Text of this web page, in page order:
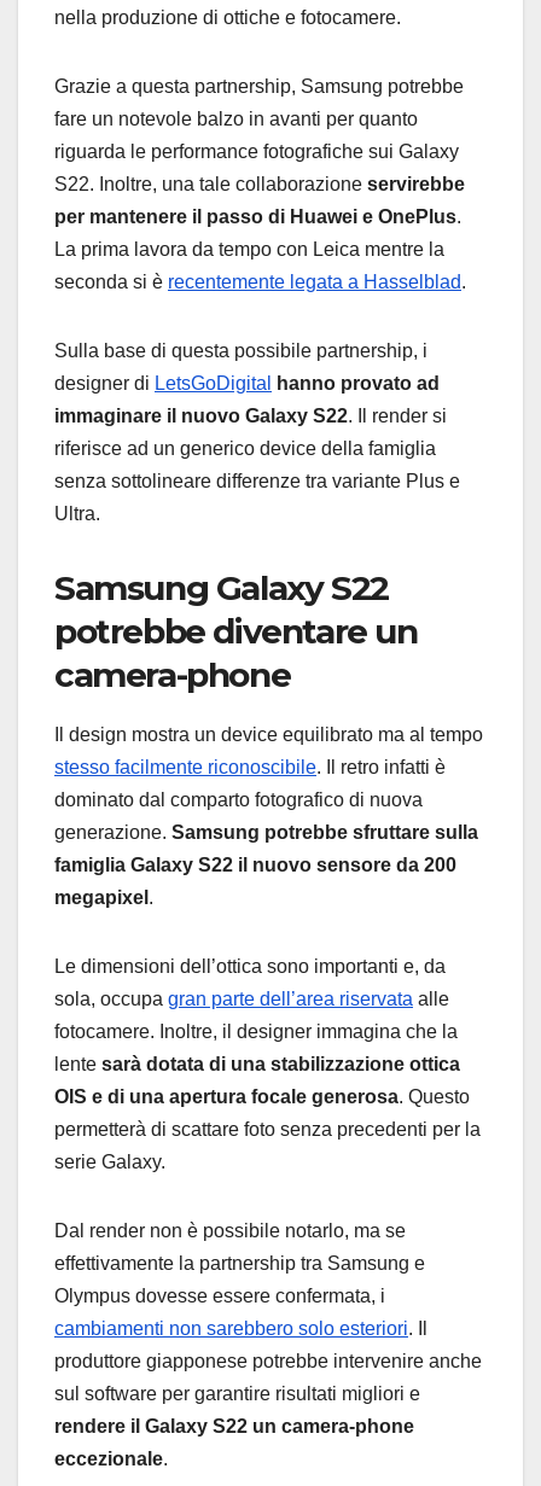
nella produzione di ottiche e fotocamere.
Grazie a questa partnership, Samsung potrebbe
fare un notevole balzo in avanti per quanto
riguarda le performance fotografiche sui Galaxy
S22. Inoltre, una tale collaborazione servirebbe
per mantenere il passo di Huawei e OnePlus.
La prima lavora da tempo con Leica mentre la
seconda si è recentemente legata a Hasselblad.
Sulla base di questa possibile partnership, i
designer di LetsGoDigital
hanno provato ad
immaginare il nuovo Galaxy S22. Il render si
riferisce ad un generico device della famiglia
senza sottolineare differenze tra variante Plus e
Ultra.
Samsung Galaxy S22
potrebbe diventare un
camera-phone
Il design mostra un device equilibrato ma al tempo
stesso facilmente riconoscibile. Il retro infatti è
dominato dal comparto fotografico di nuova
generazione. Samsung potrebbe sfruttare sulla
famiglia Galaxy S22 il nuovo sensore da 200
megapixel .
Le dimensioni dell’ottica sono importanti e, da
sola, occupa gran parte dell’area riservata alle
fotocamere. Inoltre, il designer immagina che la
lente sarà dotata di una stabilizzazione ottica
OIS e di una apertura focale generosa. Questo
permetterà di scattare foto senza precedenti per la
serie Galaxy.
Dal render non è possibile notarlo, ma se
effettivamente la partnership tra Samsung e
Olympus dovesse essere confermata, i
cambiamenti non sarebbero solo esteriori. Il
produttore giapponese potrebbe intervenire anche
sul software per garantire risultati migliori e
rendere il Galaxy S22 un camera-phone
eccezionale.